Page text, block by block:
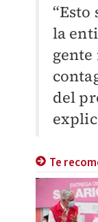
la
gente
del
Te